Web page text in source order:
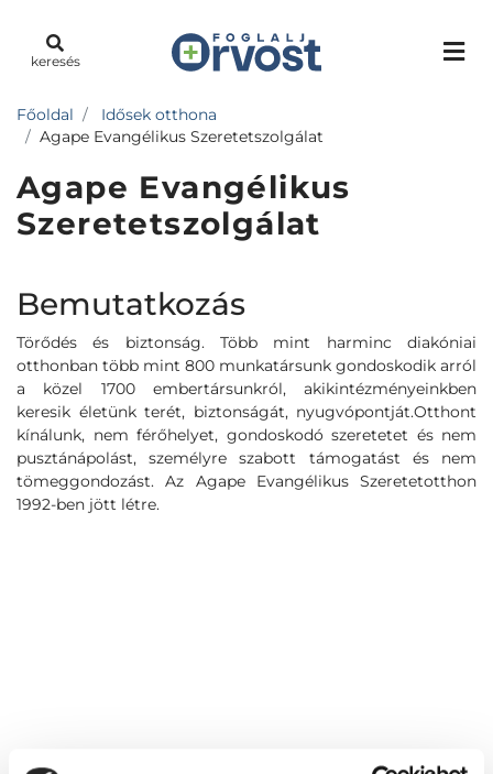
keresés
Főoldal
Idősek otthona
Agape Evangélikus Szeretetszolgálat
Agape Evangélikus
Szeretetszolgálat
Bemutatkozás
Törődés és biztonság. Több mint harminc diakóniai
otthonban több mint 800 munkatársunk gondoskodik arról
a közel 1700 embertársunkról, akikintézményeinkben
keresik életünk terét, biztonságát, nyugvópontját.Otthont
kínálunk, nem férőhelyet, gondoskodó szeretetet és nem
pusztánápolást, személyre szabott támogatást és nem
tömeggondozást. Az Agape Evangélikus Szeretetotthon
1992-ben jött létre.